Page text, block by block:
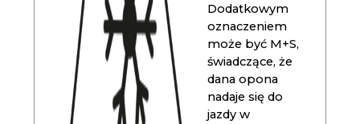
Dodatkowym
oznaczeniem
może być M+S,
świadczące, że
dana opona
nadaje się do
jazdy w